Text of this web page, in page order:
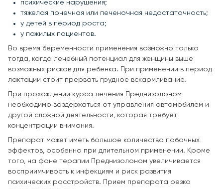
психические нарушения;
тяжелая почечная или печеночная недостаточность;
у детей в период роста;
у пожилых пациентов.
Во время беременности применения возможно только
тогда, когда лечебный потенциал для женщины выше
возможных рисков для ребенка. При применении в период
лактации стоит прервать грудное вскармливание.
При прохождении курса лечения Преднизолоном
необходимо воздержаться от управления автомобилем и
другой сложной деятельности, которая требует
концентрации внимания.
Препарат может иметь большое количество побочных
эффектов, особенно при длительном применении. Кроме
того, на фоне терапии Преднизолоном увеличивается
восприимчивость к инфекциям и риск развития
психических расстройств. Прием препарата резко